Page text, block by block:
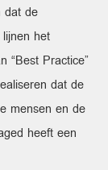
dat de
het
“Best Practice”
dat de
mensen en de
heeft een